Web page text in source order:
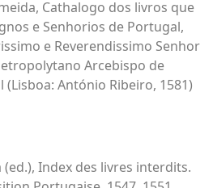
Cathalogo dos livros que
e Senhorios de Portugal,
e Reverendissimo Senhor
Arcebispo de
António Ribeiro, 1581)
(ed.), Index des livres interdits.